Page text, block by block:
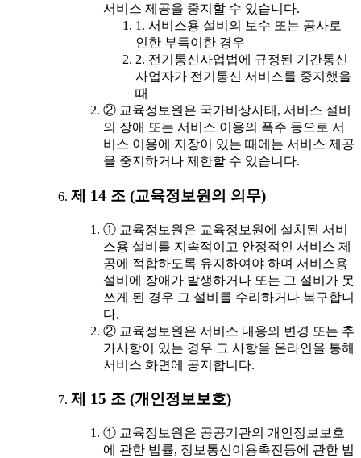
서비스 제공을 중지할 수 있습니다.
1. 서비스용 설비의 보수 또는 공사로
인한 부득이한 경우
2. 전기통신사업법에 규정된 기간통신
사업자가 전기통신 서비스를 중지했을
때
② 교육정보원은 국가비상사태, 서비스 설비
의 장애 또는 서비스 이용의 폭주 등으로 서
비스 이용에 지장이 있는 때에는 서비스 제공
을 중지하거나 제한할 수 있습니다.
제 14 조 (교육정보원의 의무)
① 교육정보원은 교육정보원에 설치된 서비
스용 설비를 지속적이고 안정적인 서비스 제
공에 적합하도록 유지하여야 하며 서비스용
설비에 장애가 발생하거나 또는 그 설비가 못
쓰게 된 경우 그 설비를 수리하거나 복구합니
다.
② 교육정보원은 서비스 내용의 변경 또는 추
가사항이 있는 경우 그 사항을 온라인을 통해
서비스 화면에 공지합니다.
제 15 조 (개인정보보호)
① 교육정보원은 공공기관의 개인정보보호
에 관한 법률, 정보통신이용촉진등에 관한 법